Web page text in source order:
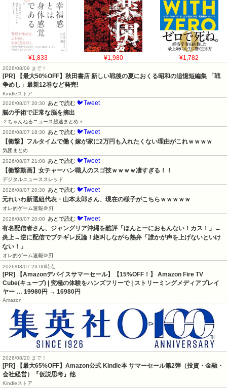
¥1,833 ¥1,980 ¥1,782
2026/08/09 まで！
[PR] 【最大50%OFF】秋田書店 新しい戦後の夏におくる昭和の追憶短編集 「戦
争めし」最新12巻など発売!
Kindleストア
2026/08/07 20:30
あとで読む 🐦Tweet
脳の手術で正常な脳を摘出
２ちゃんねるニュース超速まとめ＋
2026/08/07 18:30
あとで読む 🐦Tweet
【衝撃】フルタイムで働く嫁が家に2万円も入れたくない理由がこれｗｗｗｗ
気団まとめ
2026/08/07 21:08
あとで読む 🐦Tweet
【衝撃動画】女チャーハン職人のスゴ技ｗｗｗｗ凄すぎる！！
デジタルニューススレッド
2026/08/07 20:30
あとで読む 🐦Tweet
元れいわ新選組代表・山本太郎さん、現在の様子がこちらｗｗｗｗｗ
オレ的ゲーム速報＠刃
2026/08/07 20:00
あとで読む 🐦Tweet
有名配信者さん、ジャングリア沖縄を酷評「ほんとーにおもんない！カス！」→
炎上→逆に配信でブチギレ反論！絶叫しながら熱弁「誰かが声を上げないといけ
ない！」
オレ的ゲーム速報＠刃
2026/08/07 23:00時点
[PR] 【Amazonデバイスサマーセール】【15%OFF！】 Amazon Fire TV
Cube(キューブ) | 究極の体験をハンズフリーで | ストリーミングメディアプレイ
ヤー … 19980円 → 16980円
Amazon
2026/08/20 まで！
[PR]
【最大65%OFF】Amazon公式 Kindle本 サマーセール第2弾（投資・金融・
会社経営）『仮説思考』他
Kindleストア